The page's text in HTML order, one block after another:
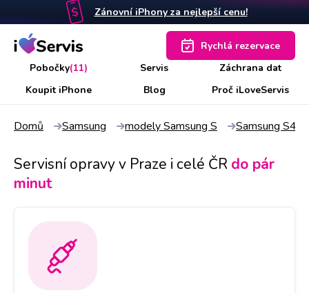
Zánovní iPhony za nejlepší cenu!
Pobočky(11) Servis
Záchrana dat
Koupit iPhone
Blog Proč iLoveServis
Rychlá rezervace
Domů Samsung modely Samsung S Samsung S4
Servisní opravy v Praze i celé ČR do pár
minut